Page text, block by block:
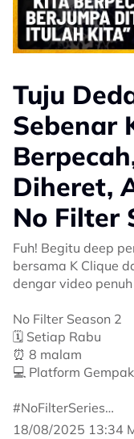
Tuju
Sebenar
Diheret,
No Filter
Fuh! Begitu deep
bersama K Clique
dengar video
No Filter Season 2
🗓️ Setiap Rabu
⏰ 8 malam
💻 Platform
#NoFilterSeries
#NoFilterSeason2
18/08/2025 13:34